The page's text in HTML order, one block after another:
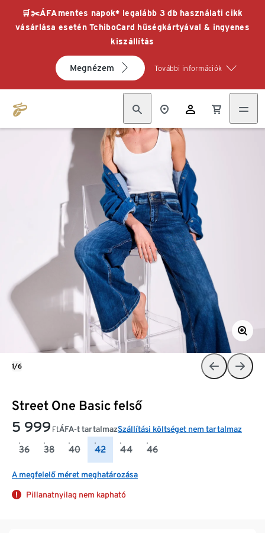
🛒✂️ÁFAmentes napok* legalább 3 db használati cikk
vásárlása esetén TchiboCard hűségkártyával & ingyenes
kiszállítás
Megnézem További információk
Street One Basic felső
5 999 FtÁFA-t tartalmazSzállítási költséget nem tartalmaz
36 38 40 42 44 46
A megfelelő méret meghatározása
Pillanatnyilag nem kapható
1/6